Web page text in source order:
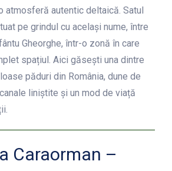
atmosferă autentic deltaică. Satul
pe grindul cu același nume, între
Gheorghe, într-o zonă în care
spațiul. Aici găsești una dintre
păduri din România, dune de
liniștite și un mod de viață
Caraorman –